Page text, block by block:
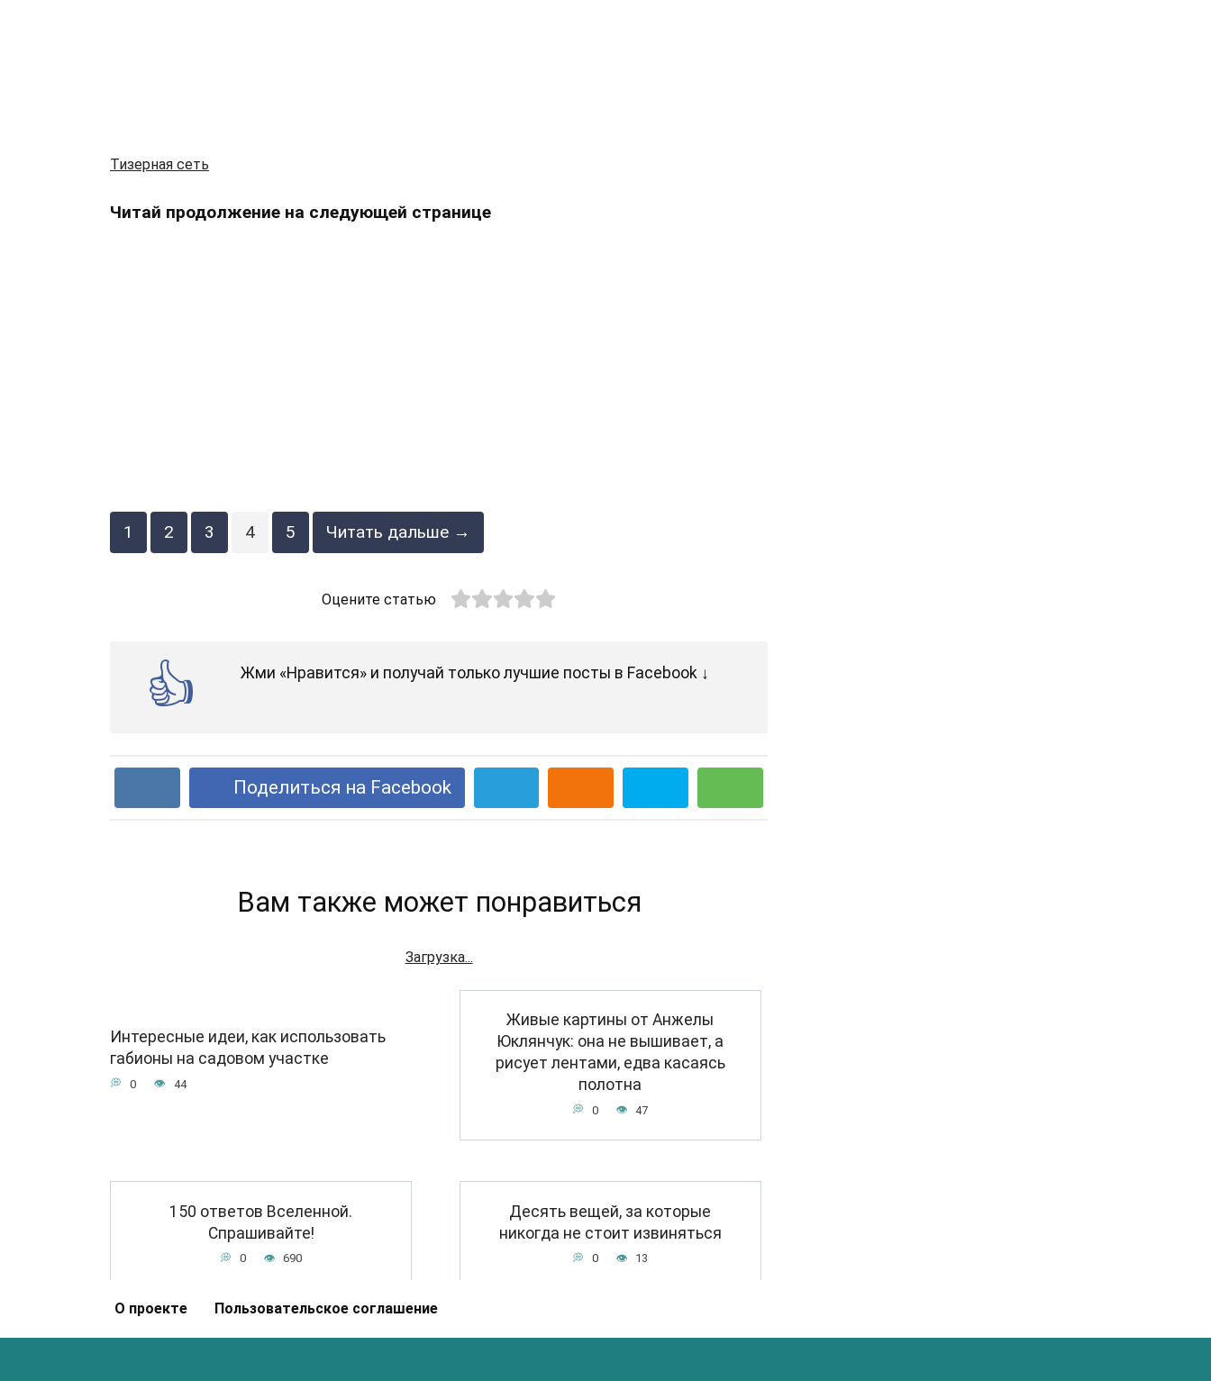
Тизерная сеть
Читай продолжение на следующей странице
1 2 3 4 5 Читать дальше →
Оцените статью
Жми «Нравится» и получай только лучшие посты в Facebook ↓
Поделиться на Facebook
Вам также может понравиться
Загрузка...
Интересные идеи, как использовать
габионы на садовом участке
0 44
Живые картины от Анжелы
Юклянчук: она не вышивает, а
рисует лентами, едва касаясь
полотна
0 47
150 ответов Вселенной.
Спрашивайте!
0 690
Десять вещей, за которые
никогда не стоит извиняться
0 13
О проекте Пользовательское соглашение